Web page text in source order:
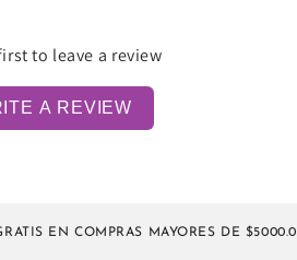
to leave a review
A REVIEW
EN COMPRAS MAYORES DE $5000.00